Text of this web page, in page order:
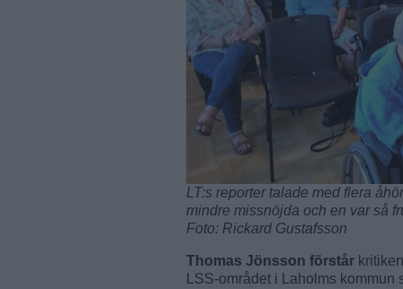
LT:s reporter talade med flera
mindre missnöjda och en var så
Foto: Rickard Gustafsson
Thomas Jönsson förstår
LSS-området i Laholms kommun